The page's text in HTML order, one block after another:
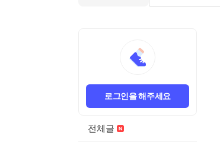
로그인을 해주세요
전체글